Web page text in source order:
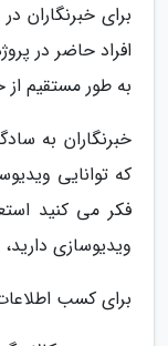
برای خبرنگاران
افراد حاضر در
به طور مستقیم
خبرنگاران به
که توانایی
فکر می کنید
ویدیوسازی
برای کسب